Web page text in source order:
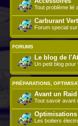
Tout problème lié
Carburant
Forum special
FORUMS
Le blog de
Un petit blog pour
PRÉPARATIONS,
Avant un Raid
Tout savoir avant
Les boitiers